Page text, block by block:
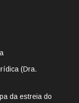
(Dra.
da estreia do